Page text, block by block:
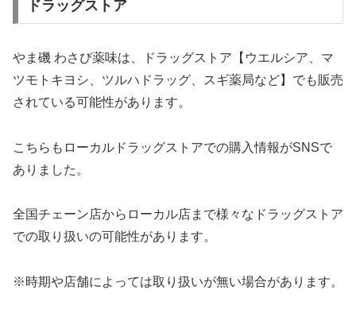
ドラッグストア
やま磯 わさび薬味は、ドラッグストア【ウエルシア、マ
ツモトキヨシ、ツルハドラッグ、スギ薬局など】でも販売
されている可能性があります。
こちらもローカルドラッグストアでの購入情報がSNSで
ありました。
全国チェーン店からローカル店まで様々なドラッグストア
での取り扱いの可能性があります。
※時期や店舗によっては取り扱いが無い場合があります。